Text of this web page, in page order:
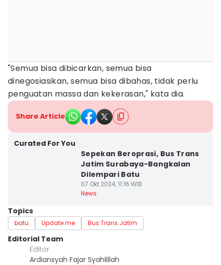
"Semua bisa dibicarkan, semua bisa
dinegosiasikan, semua bisa dibahas, tidak perlu
penguatan massa dan kekerasan," kata dia.
Share Article
Curated For You
Sepekan Beroprasi, Bus Trans
Jatim Surabaya-Bangkalan
Dilempari Batu
07 Okt 2024, 11:16 WIB
News
Topics
batu Update me Bus Trans Jatim
Editorial Team
Editor
Ardiansyah Fajar Syahlillah